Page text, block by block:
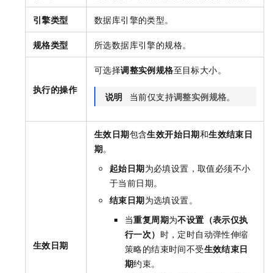
引擎类型 数据库引擎的类型。
规格类型 所选数据库引擎的规格。
执行的操作
可选择调整实例规格至目标大小。
说明 当前仅支持调整实例规格。
生效日期
生效日期包含生效开始日期和生效结束日
期。
起始日期为必填设置，取值必须不小
于当前日期。
结束日期为选填设置。
当重复周期为不设置（表示仅执
行一次） 时，定时自动弹性伸缩
策略的结束时间不受生效结束日
期约束。